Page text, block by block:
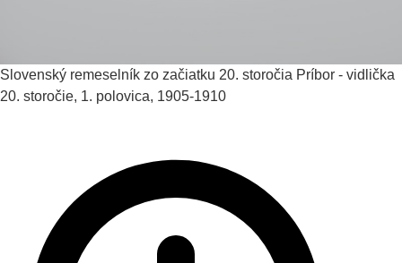
Slovenský remeselník zo začiatku 20. storočia Príbor - vidlička
20. storočie, 1. polovica, 1905-1910